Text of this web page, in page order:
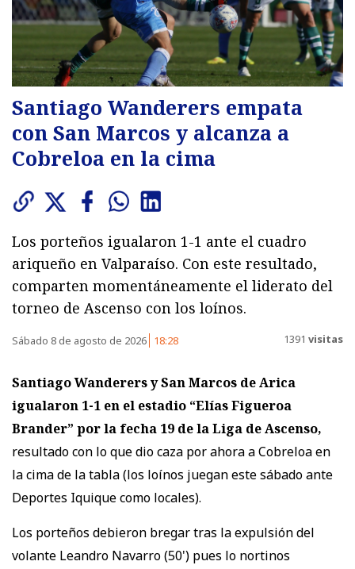
Santiago Wanderers empata
con San Marcos y alcanza a
Cobreloa en la cima
Los porteños igualaron 1-1 ante el cuadro
ariqueño en Valparaíso. Con este resultado,
comparten momentáneamente el liderato del
torneo de Ascenso con los loínos.
Sábado 8 de agosto de 2026 18:28 1391 visitas
Santiago Wanderers y San Marcos de Arica
igualaron 1-1 en el estadio “Elías Figueroa
Brander” por la fecha 19 de la Liga de Ascenso,
resultado con lo que dio caza por ahora a Cobreloa en
la cima de la tabla (los loínos juegan este sábado ante
Deportes Iquique como locales).
Los porteños debieron bregar tras la expulsión del
volante Leandro Navarro (50') pues lo nortinos